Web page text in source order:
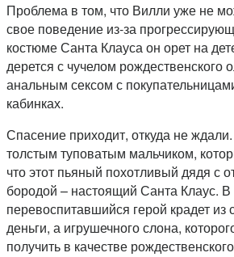
Проблема в том, что Вилли уже не
свое поведение из-за
костюме Санта Клауса он орет на
дерется с чучелом рождественского
анальным сексом с
кабинках.
Спасение приходит, откуда не
толстым туповатым мальчиком,
что этот пьяный похотливый дядя с
бородой – настоящий Санта Клаус.
перевоспитавшийся герой крадет из
деньги, а игрушечного слона,
получить в качестве